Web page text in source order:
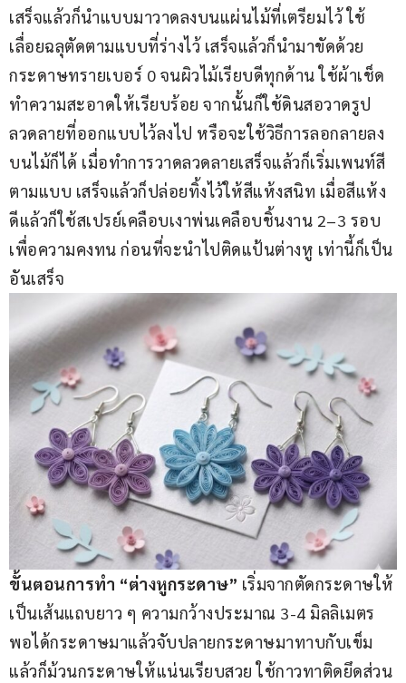
เสร็จแล้วก็นำแบบมาวาดลงบนแผ่นไม้ที่เตรียมไว้ ใช้
เลื่อยฉลุตัดตามแบบที่ร่างไว้ เสร็จแล้วก็นำมาขัดด้วย
กระดาษทรายเบอร์ 0 จนผิวไม้เรียบดีทุกด้าน ใช้ผ้าเช็ด
ทำความสะอาดให้เรียบร้อย จากนั้นก็ใช้ดินสอวาดรูป
ลวดลายที่ออกแบบไว้ลงไป หรือจะใช้วิธีการลอกลายลง
บนไม้ก็ได้ เมื่อทำการวาดลวดลายเสร็จแล้วก็เริ่มเพนท์สี
ตามแบบ เสร็จแล้วก็ปล่อยทิ้งไว้ให้สีแห้งสนิท เมื่อสีแห้ง
ดีแล้วก็ใช้สเปรย์เคลือบเงาพ่นเคลือบชิ้นงาน 2–3 รอบ
เพื่อความคงทน ก่อนที่จะนำไปติดแป้นต่างหู เท่านี้ก็เป็น
อันเสร็จ
ขั้นตอนการทำ “ต่างหูกระดาษ” เริ่มจากตัดกระดาษให้
เป็นเส้นแถบยาว ๆ ความกว้างประมาณ 3-4 มิลลิเมตร
พอได้กระดาษมาแล้วจับปลายกระดาษมาทาบกับเข็ม
แล้วก็ม้วนกระดาษให้แน่นเรียบสวย ใช้กาวทาติดยึดส่วน